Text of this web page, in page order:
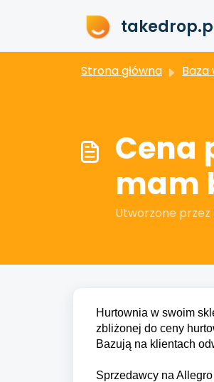
Strona główna Baza
Cena
mam
Utworzone przez
Hurtownia w swoim
zbliżonej do ceny
Bazują na klientach
Sprzedawcy na